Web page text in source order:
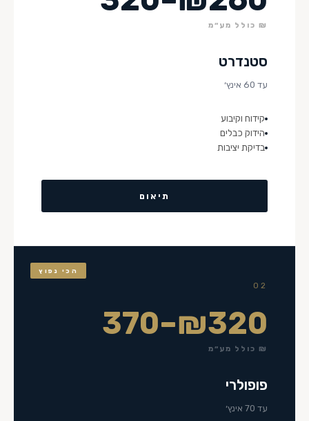
₪ כולל מע״מ
סטנדרט
עד 60 אינץ׳
קידוח וקיבוע
הידוק כבלים
בדיקת יציבות
תיאום
הכי נפוץ
02
₪320–370
₪ כולל מע״מ
פופולרי
עד 70 אינץ׳